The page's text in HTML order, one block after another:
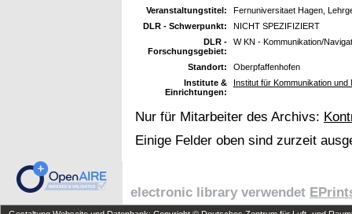
Veranstaltungstitel:
Fernuniversitaet Hagen,
DLR - Schwerpunkt:
NICHT SPEZIFIZIERT
DLR -
Forschungsgebiet:
W KN - Kommunikation/
Standort:
Oberpfaffenhofen
Institute &
Einrichtungen:
Institut für Kommunikation
Nur für Mitarbeiter des Archivs:
Einige Felder oben sind zurzeit
electronic library verwendet